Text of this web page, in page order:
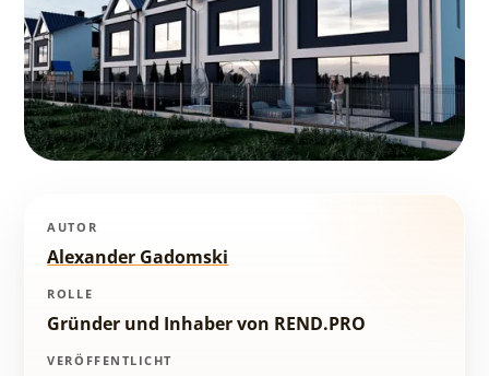
AUTOR
Alexander Gadomski
ROLLE
Gründer und Inhaber von REND.PRO
VERÖFFENTLICHT